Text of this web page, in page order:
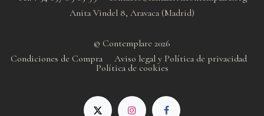
Anita Vindel 8, Aravaca (Madrid)
© Contemplare 2026
Condiciones de Compra
Aviso legal y Política de privacidad
Política de cookies